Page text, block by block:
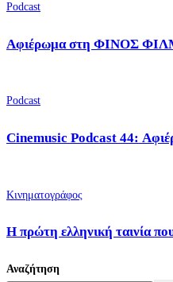
Podcast
Αφιέρωμα στη ΦΙΝΟΣ
Podcast
Cinemusic Podcast 44:
Κινηματογράφος
Η πρώτη ελληνική ταινία
Αναζήτηση